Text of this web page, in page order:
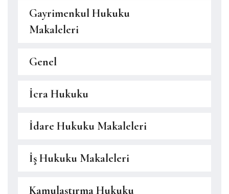
Gayrimenkul Hukuku
Makaleleri
Genel
İcra Hukuku
İdare Hukuku Makaleleri
İş Hukuku Makaleleri
Kamulaştırma Hukuku